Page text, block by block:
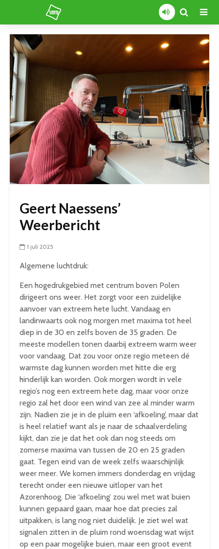
Geert Naessens’
Weerbericht
1 juli 2025
Algemene luchtdruk:
Een hogedrukgebied met centrum boven Polen
dirigeert ons weer. Het zorgt voor een zuidelijke
aanvoer van extreem hete lucht. Vandaag en
landinwaarts ook nog morgen met maxima tot heel
diep in de 30 en zelfs boven de 35 graden. De
meeste modellen tonen daarbij extreem warm weer
voor vandaag. Dat zou voor onze regio meteen dé
warmste dag kunnen worden met hitte die erg
hinderlijk kan worden. Ook morgen wordt in vele
regio’s nog een extreem hete dag, maar voor onze
regio zal het door een wind van zee al minder warm
zijn. Nadien zie je in de pluim een ‘afkoeling’, maar dat
is heel relatief want als je naar de schaalverdeling
kijkt, dan zie je dat het ook dan nog steeds om
zomerse maxima van tussen de 20 en 25 graden
gaat. Tegen eind van de week zelfs waarschijnlijk
weer meer. We komen immers donderdag en vrijdag
terecht onder een nieuwe uitloper van het
Azorenhoog. Die ‘afkoeling’ zou wel met wat buien
kunnen gepaard gaan, maar hoe dat precies zal
uitpakken, is lang nog niet duidelijk. Je ziet wel wat
signalen zitten in de pluim rond woensdag wat wijst
op een paar mogelijke buien, maar een groot event